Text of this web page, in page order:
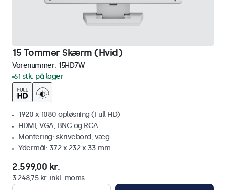
15 Tommer Skærm (Hvid)
Varenummer: 15HD7W
61 stk. på lager
1920 x 1080 opløsning (Full HD)
HDMI, VGA, BNC og RCA
Montering: skrivebord, væg
Ydermål: 372 x 232 x 33 mm
2.599,00 kr.
3.248,75 kr. inkl. moms